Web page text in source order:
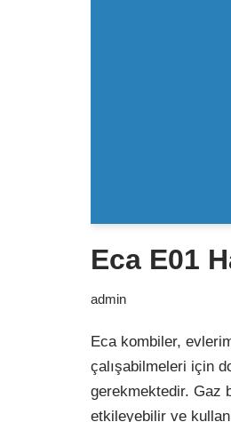
Eca E01
admin
Eca kombiler,
çalışabilmeleri için
gerekmektedir. Gaz
etkileyebilir ve